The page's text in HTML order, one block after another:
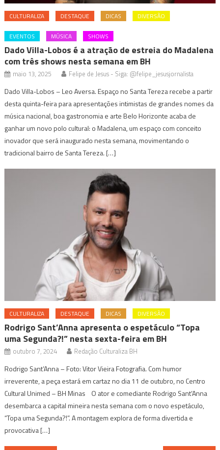
CULTURALIZA DESTAQUE DICAS DIVERSÃO
EVENTOS MÚSICA SHOWS
Dado Villa-Lobos é a atração de estreia do Madalena
com três shows nesta semana em BH
maio 13, 2025 Felipe de Jesus - Siga: @felipe_jesusjornalista
Dado Villa-Lobos – Leo Aversa. Espaço no Santa Tereza recebe a partir
desta quinta-feira para apresentações intimistas de grandes nomes da
música nacional, boa gastronomia e arte Belo Horizonte acaba de
ganhar um novo polo cultural: o Madalena, um espaço com conceito
inovador que será inaugurado nesta semana, movimentando o
tradicional bairro de Santa Tereza. […]
CULTURALIZA DESTAQUE DICAS DIVERSÃO
Rodrigo Sant’Anna apresenta o espetáculo “Topa
uma Segunda?!” nesta sexta-feira em BH
outubro 7, 2024 Redação Culturaliza BH
Rodrigo Sant’Anna – Foto: Vitor Vieira Fotografia. Com humor
irreverente, a peça estará em cartaz no dia 11 de outubro, no Centro
Cultural Unimed – BH Minas O ator e comediante Rodrigo Sant’Anna
desembarca a capital mineira nesta semana com o novo espetáculo,
“Topa uma Segunda?!”. A montagem explora de forma divertida e
provocativa […]